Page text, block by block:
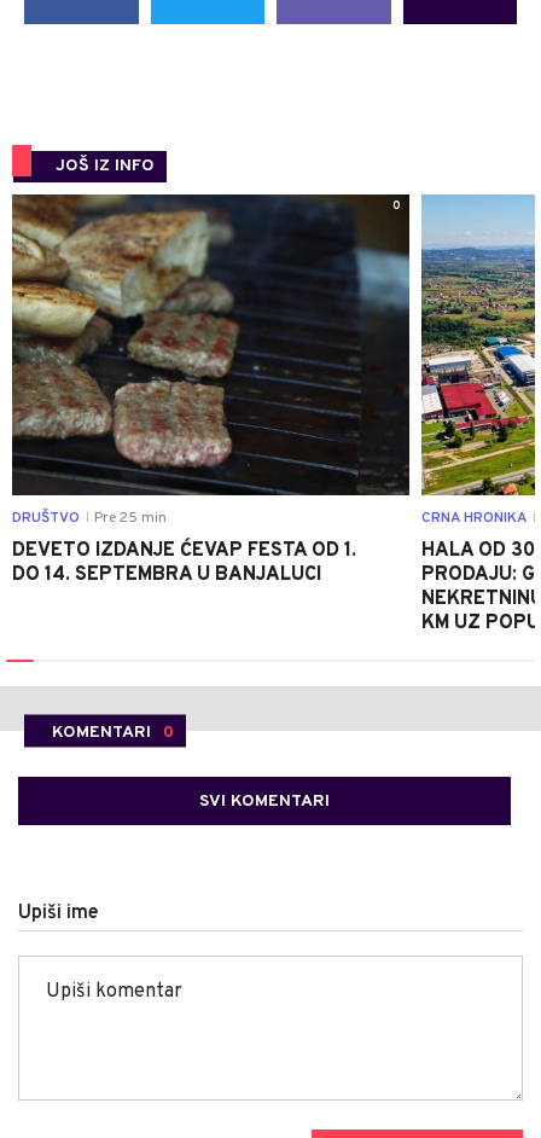
JOŠ IZ INFO
0
DRUŠTVO Pre 25 min
DEVETO IZDANJE ĆEVAP FESTA OD 1.
DO 14. SEPTEMBRA U BANJALUCI
CRNA HRONIKA
HALA OD
PRODAJU:
KM UZ
KOMENTARI 0
SVI KOMENTARI
Upiši ime